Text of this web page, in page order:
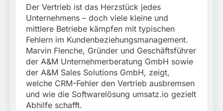
Euro Sozialleistungen
Ermittlungen der
Finanzkontrolle
Schwarzarbeit führen zu
rechtskräftiger
Verurteilung wegen
Betrugs
Bundespolizeidirektion
München: Europaweit
gesuchtes Mitglied einer
kriminellen Vereinigung
geht ins Netz –
Bundespolizei vollstreckt
europäischen
Auslieferungshaftbefehl
6. August 2026
Bundespolizeidirektion
München: Update zu den
Einsatzmaßnahmen der
Bundespolizei in
Saarbrücken
5. August 2026
Bundespolizeidirektion
München:
Beinahekollision an
5. August 2026
Der Vertrieb ist das Herzstück jedes
Unternehmens – doch viele kleine und
mittlere Betriebe kämpfen mit typischen
Fehlern im Kundenbeziehungsmanagement.
Marvin Flenche, Gründer und Geschäftsführer
der A&M Unternehmerberatung GmbH sowie
der A&M Sales Solutions GmbH, zeigt,
welche CRM-Fehler den Vertrieb ausbremsen
und wie die Softwarelösung umsatz.io gezielt
Abhilfe schafft.